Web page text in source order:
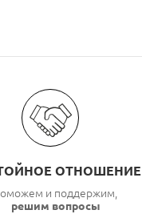
ОТНОШЕНИЕ
и поддержим,
решим вопросы